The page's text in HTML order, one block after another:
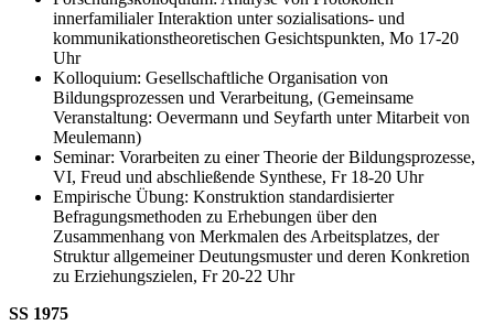
innerfamilialer Interaktion unter sozialisations- und
kommunikationstheoretischen Gesichtspunkten, Mo 17-20
Uhr
Kolloquium: Gesellschaftliche Organisation von
Bildungsprozessen und Verarbeitung, (Gemeinsame
Veranstaltung: Oevermann und Seyfarth unter Mitarbeit von
Meulemann)
Seminar: Vorarbeiten zu einer Theorie der Bildungsprozesse,
VI, Freud und abschließende Synthese, Fr 18-20 Uhr
Empirische Übung: Konstruktion standardisierter
Befragungsmethoden zu Erhebungen über den
Zusammenhang von Merkmalen des Arbeitsplatzes, der
Struktur allgemeiner Deutungsmuster und deren Konkretion
zu Erziehungszielen, Fr 20-22 Uhr
SS 1975